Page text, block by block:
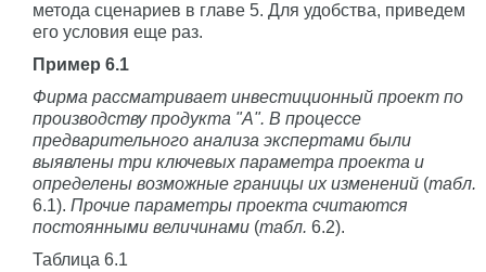
метода сценариев в главе 5. Для удобства, приведем
его условия еще раз.
Пример 6.1
Фирма рассматривает инвестиционный проект по
производству продукта "А". В процессе
предварительного анализа экспертами были
выявлены три ключевых параметра проекта и
определены возможные границы их изменений (табл.
6.1). Прочие параметры проекта считаются
постоянными величинами (табл. 6.2).
Таблица 6.1